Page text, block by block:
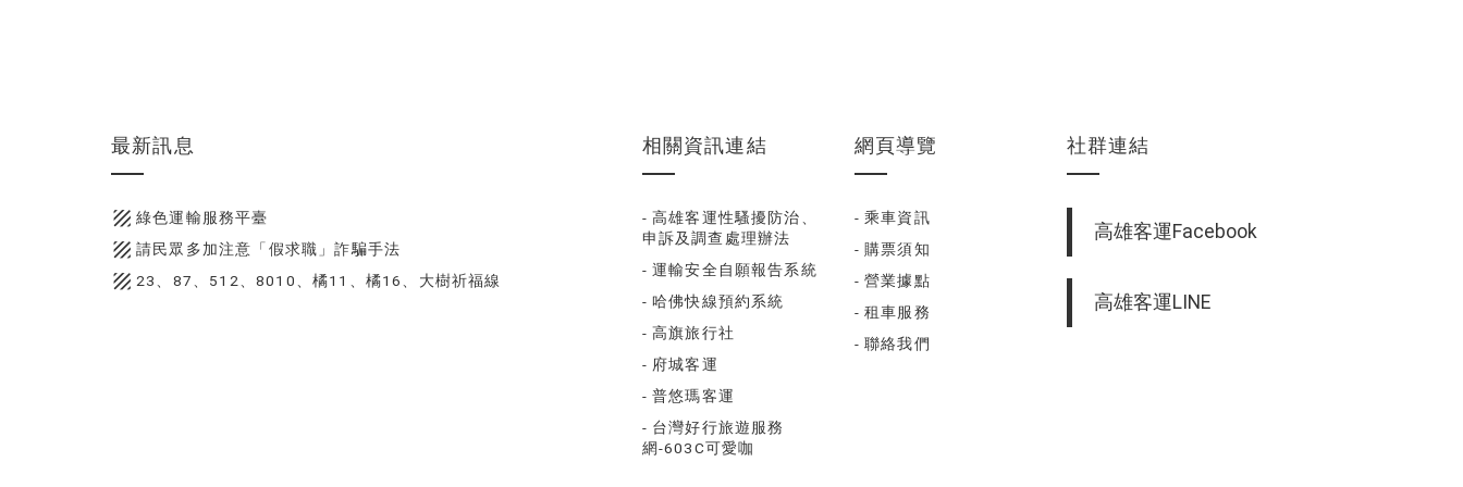
最新訊息
texture 綠色運輸服務平臺
texture 請民眾多加注意「假求職」詐騙手法
texture 23、87、512、8010、橘11、橘16、大樹祈福線
相關資訊連結
- 高雄客運性騷擾防治、
申訴及調查處理辦法
- 運輸安全自願報告系統
- 哈佛快線預約系統
- 高旗旅行社
- 府城客運
- 普悠瑪客運
- 台灣好行旅遊服務
網-603C可愛咖
網頁導覽
- 乘車資訊
- 購票須知
- 營業據點
- 租車服務
- 聯絡我們
社群連結
高雄客運Facebook
高雄客運LINE